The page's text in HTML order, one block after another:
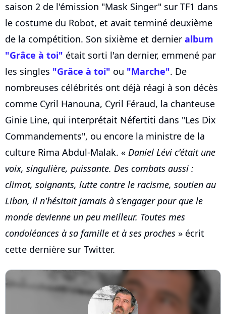
saison 2 de l'émission "Mask Singer" sur TF1 dans
le costume du Robot, et avait terminé deuxième
de la compétition. Son sixième et dernier album
"Grâce à toi" était sorti l'an dernier, emmené par
les singles "Grâce à toi" ou "Marche". De
nombreuses célébrités ont déjà réagi à son décès
comme Cyril Hanouna, Cyril Féraud, la chanteuse
Ginie Line, qui interprétait Néfertiti dans "Les Dix
Commandements", ou encore la ministre de la
culture Rima Abdul-Malak. « Daniel Lévi c'était une
voix, singulière, puissante. Des combats aussi :
climat, soignants, lutte contre le racisme, soutien au
Liban, il n'hésitait jamais à s'engager pour que le
monde devienne un peu meilleur. Toutes mes
condoléances à sa famille et à ses proches » écrit
cette dernière sur Twitter.